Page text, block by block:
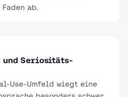
ab.
und Seriositäts-
Use-Umfeld wiegt eine